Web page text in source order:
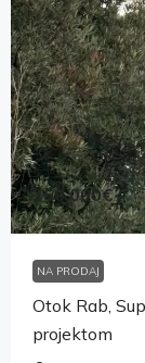
260,000€
NA PRODAJ
Otok Rab,
projektom